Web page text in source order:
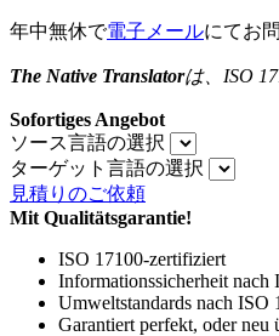
年中無休で電子メールにてお
The Native Translatorは、 ISO
Sofortiges Angebot
ソース言語の選択
ターゲット言語の選択
見積りのご依頼
Mit Qualitätsgarantie!
ISO 17100-zertifiziert
Informationssicherheit nach
Umweltstandards nach ISO
Garantiert perfekt, oder neu